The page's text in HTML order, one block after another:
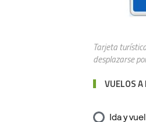
Tarjeta
desplazarse
VUELOS A